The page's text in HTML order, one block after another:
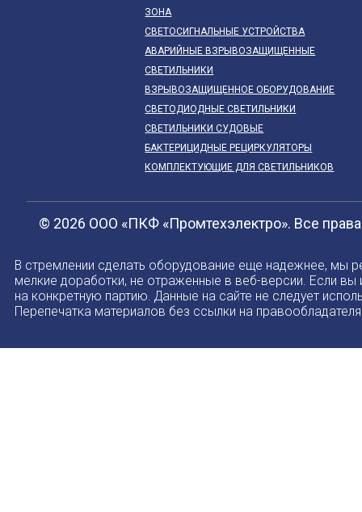
ЗОНА
СВЕТОСИГНАЛЬНЫЕ УСТРОЙСТВА
АВАРИЙНЫЕ ВЗРЫВОЗАЩИЩЕННЫЕ
СВЕТИЛЬНИКИ
ВЗРЫВОЗАЩИЩЕННОЕ ОБОРУДОВАНИЕ
СВЕТОДИОДНЫЕ СВЕТИЛЬНИКИ
СВЕТИЛЬНИКИ СУДОВЫЕ
БАКТЕРИЦИДНЫЕ РЕЦИРКУЛЯТОРЫ
КОМПЛЕКТУЮЩИЕ ДЛЯ СВЕТИЛЬНИКОВ
© 2026 ООО «ПКФ «Промтехэлектро». Все
В стремлении сделать оборудование еще надежнее, мы
мелкие доработки, не отраженные в веб-версии. Если
на конкретную партию. Данные на сайте не следует
Перепечатка материалов без ссылки на